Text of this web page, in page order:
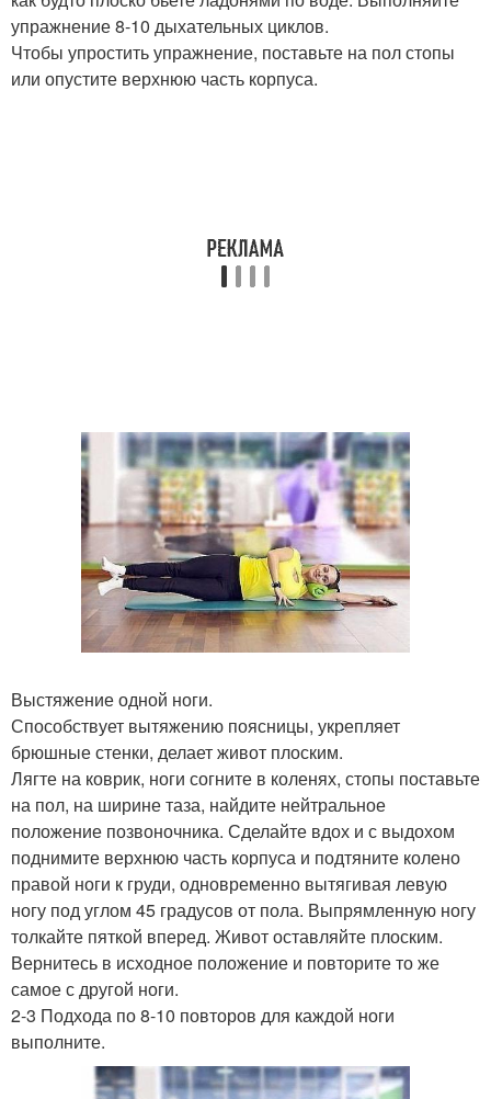
упражнение 8-10 дыхательных циклов.
Чтобы упростить упражнение, поставьте на пол стопы
или опустите верхнюю часть корпуса.
Выстяжение одной ноги.
Способствует вытяжению поясницы, укрепляет
брюшные стенки, делает живот плоским.
Лягте на коврик, ноги согните в коленях, стопы поставьте
на пол, на ширине таза, найдите нейтральное
положение позвоночника. Сделайте вдох и с выдохом
поднимите верхнюю часть корпуса и подтяните колено
правой ноги к груди, одновременно вытягивая левую
ногу под углом 45 градусов от пола. Выпрямленную ногу
толкайте пяткой вперед. Живот оставляйте плоским.
Вернитесь в исходное положение и повторите то же
самое с другой ноги.
2-3 Подхода по 8-10 повторов для каждой ноги
выполните.